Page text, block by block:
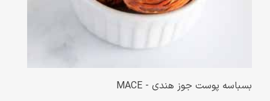
بسباسه پوست جوز هندی - MACE